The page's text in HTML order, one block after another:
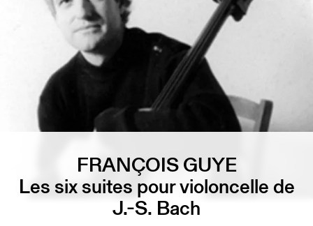
Archives
Informations
EN
FRANÇOIS GUYE
Les six suites pour violoncelle de
J.-S. Bach